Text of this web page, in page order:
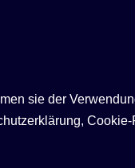
sie der